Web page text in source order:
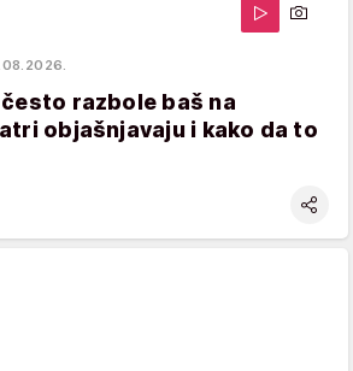
razbole baš na
objašnjavaju i kako da to